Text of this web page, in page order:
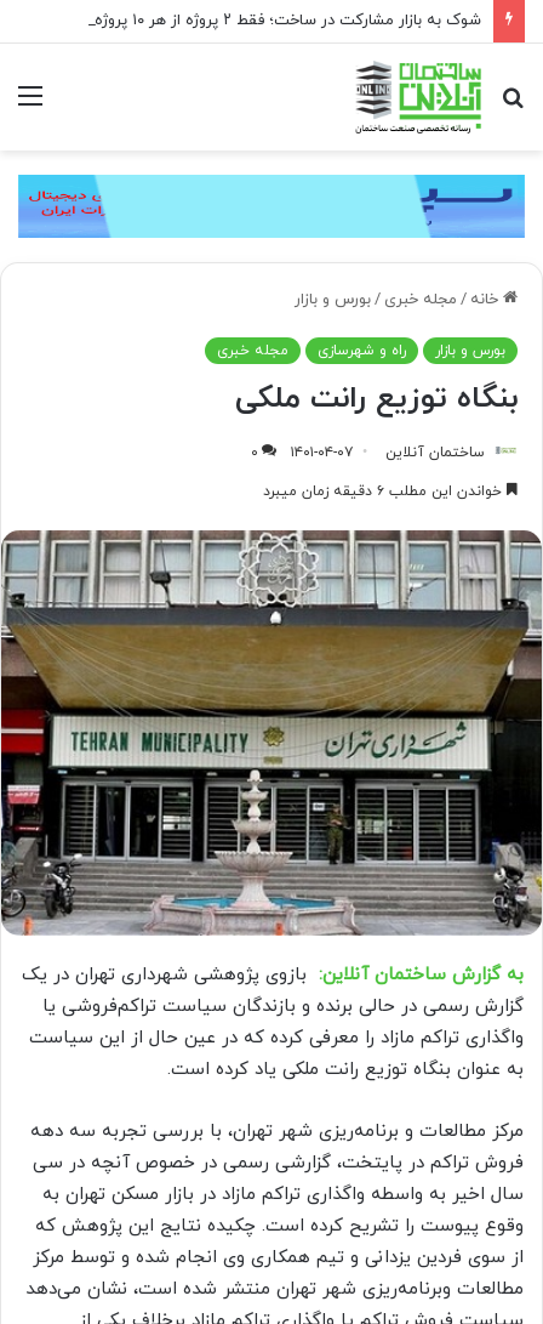
جستجو
برای
خانه / مجله خبری /بورس و بازار
بورس و بازار راه و شهرسازی مجله خبری
بنگاه توزیع رانت ملکی
ساختمان آنلاین ۱۴۰۱-۰۴-۰۷
۰
خواندن این مطلب ۶ دقیقه زمان میبرد
به گزارش ساختمان آنلاین: بازوی پژوهشی شهرداری تهران در یک
گزارش رسمی در حالی برنده و بازندگان سیاست تراکم‌‌‌فروشی یا
واگذاری تراکم مازاد را معرفی کرده که در عین حال از این سیاست
به عنوان بنگاه توزیع رانت ملکی یاد کرده است.
مرکز مطالعات و برنامه‌‌‌ریزی شهر تهران، با بررسی تجربه سه دهه
فروش تراکم در پایتخت، گزارشی رسمی در خصوص آنچه در سی
سال اخیر به واسطه واگذاری تراکم مازاد در بازار مسکن تهران به
وقوع پیوست را تشریح کرده است. چکیده نتایج این پژوهش که
از سوی فردین یزدانی و تیم همکاری وی انجام شده و توسط مرکز
مطالعات وبرنامه‌‌‌ریزی شهر تهران منتشر شده است، نشان می‌دهد